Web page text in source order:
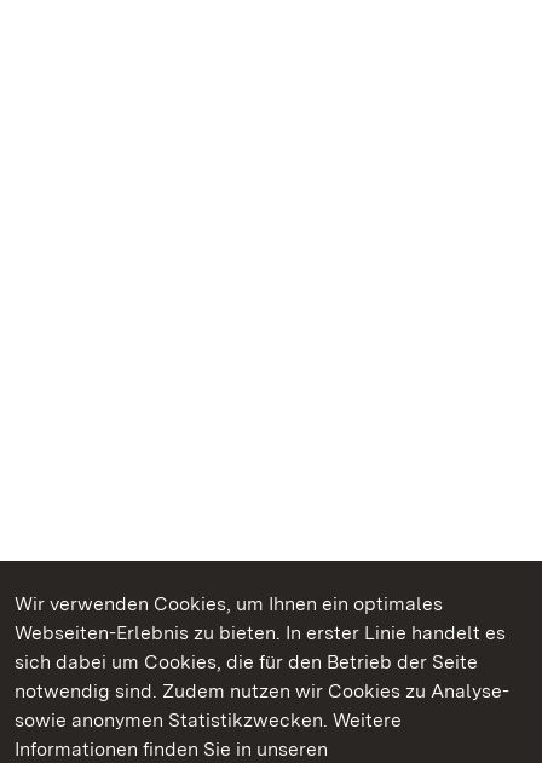
Wir verwenden Cookies, um Ihnen ein optimales
Webseiten-Erlebnis zu bieten. In erster Linie handelt es
sich dabei um Cookies, die für den Betrieb der Seite
notwendig sind. Zudem nutzen wir Cookies zu Analyse-
sowie anonymen Statistikzwecken. Weitere
Informationen finden Sie in unseren
Kommen. Staunen. Genießen.